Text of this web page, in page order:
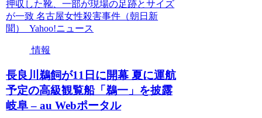
押収した靴、一部が現場の足跡とサイズ
が一致 名古屋女性殺害事件（朝日新
聞） Yahoo!ニュース
情報
長良川鵜飼が11日に開幕 夏に運航
予定の高級観覧船「鵜一」を披露
岐阜 – au Webポータル